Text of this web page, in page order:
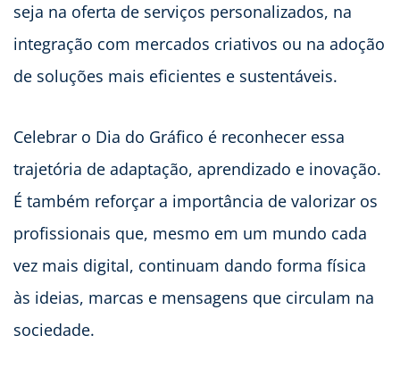
seja na oferta de serviços personalizados, na
integração com mercados criativos ou na adoção
de soluções mais eficientes e sustentáveis.
Celebrar o Dia do Gráfico é reconhecer essa
trajetória de adaptação, aprendizado e inovação.
É também reforçar a importância de valorizar os
profissionais que, mesmo em um mundo cada
vez mais digital, continuam dando forma física
às ideias, marcas e mensagens que circulam na
sociedade.